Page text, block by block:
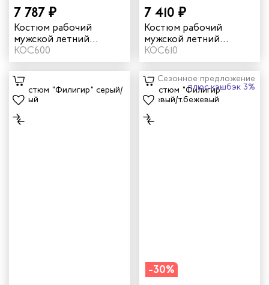
7 787 ₽
Костюм рабочий
мужской летний
"Памир" цвет серый/
черный/красный
КОС600
7 410 ₽
Костюм рабочий
мужской летний
"Памир" цвет серый/
черный/красный
КОС610
Сезонное предложение
плюс кэшбэк 3%
-30%